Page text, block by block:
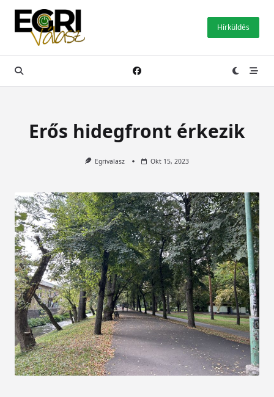
Skip
content
Hírküldés
Erős hidegfront érkezik
Egrivalasz Okt 15, 2023